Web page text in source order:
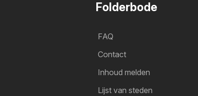
Folderbode
FAQ
Contact
Inhoud melden
Lijst van steden